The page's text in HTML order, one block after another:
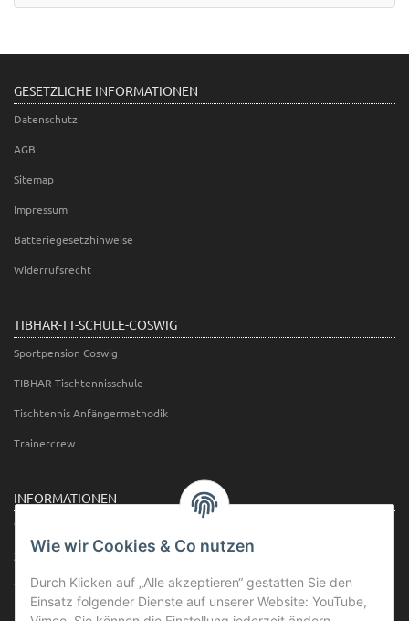
GESETZLICHE INFORMATIONEN
Datenschutz
AGB
Sitemap
Impressum
Batteriegesetzhinweise
Widerrufsrecht
TIBHAR-TT-SCHULE-COSWIG
Sportpension Coswig
TIBHAR Tischtennisschule
Tischtennis Anfängermethodik
Trainercrew
INFORMATIONEN
Wir über uns
Zahlungsmöglichkeiten
Versandinformationen
Newsletter
Wie wir Cookies & Co nutzen
Durch Klicken auf „Alle akzeptieren“ gestatten Sie den
Einsatz folgender Dienste auf unserer Website: YouTube,